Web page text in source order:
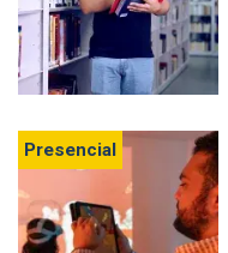
Presencial